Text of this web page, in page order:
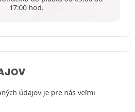
17:00 hod.
údajov je pre nás veľmi